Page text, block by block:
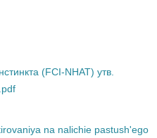
(FCI-NHAT) утв.
na nalichie pastush'ego